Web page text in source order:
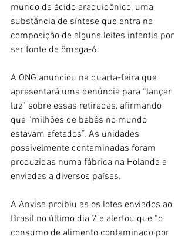
mundo de ácido araquidônico, uma
substância de síntese que entra na
composição de alguns leites infantis por
ser fonte de ômega-6.
A ONG anunciou na quarta-feira que
apresentará uma denúncia para “lançar
luz” sobre essas retiradas, afirmando
que “milhões de bebês no mundo
estavam afetados”. As unidades
possivelmente contaminadas foram
produzidas numa fábrica na Holanda e
enviadas a diversos países.
A Anvisa proibiu as os lotes enviados ao
Brasil no último dia 7 e alertou que “o
consumo de alimento contaminado por